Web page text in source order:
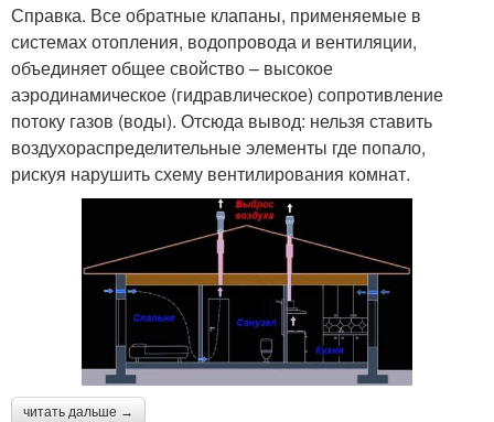
Справка. Все обратные клапаны, применяемые в
системах отопления, водопровода и вентиляции,
объединяет общее свойство – высокое
аэродинамическое (гидравлическое) сопротивление
потоку газов (воды). Отсюда вывод: нельзя ставить
воздухораспределительные элементы где попало,
рискуя нарушить схему вентилирования комнат.
читать дальше →